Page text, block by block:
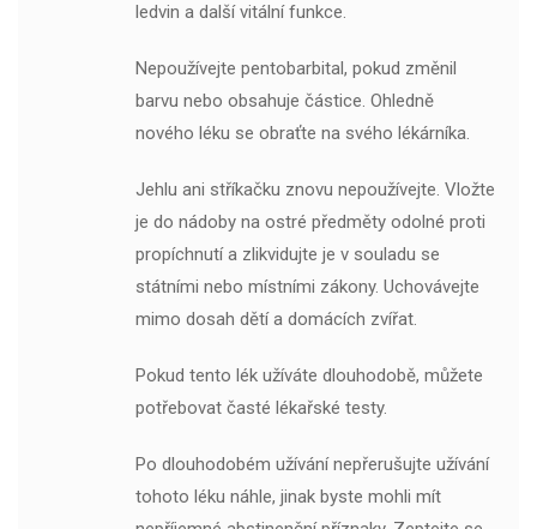
ledvin a další vitální funkce.
Nepoužívejte pentobarbital, pokud změnil
barvu nebo obsahuje částice. Ohledně
nového léku se obraťte na svého lékárníka.
Jehlu ani stříkačku znovu nepoužívejte. Vložte
je do nádoby na ostré předměty odolné proti
propíchnutí a zlikvidujte je v souladu se
státními nebo místními zákony. Uchovávejte
mimo dosah dětí a domácích zvířat.
Pokud tento lék užíváte dlouhodobě, můžete
potřebovat časté lékařské testy.
Po dlouhodobém užívání nepřerušujte užívání
tohoto léku náhle, jinak byste mohli mít